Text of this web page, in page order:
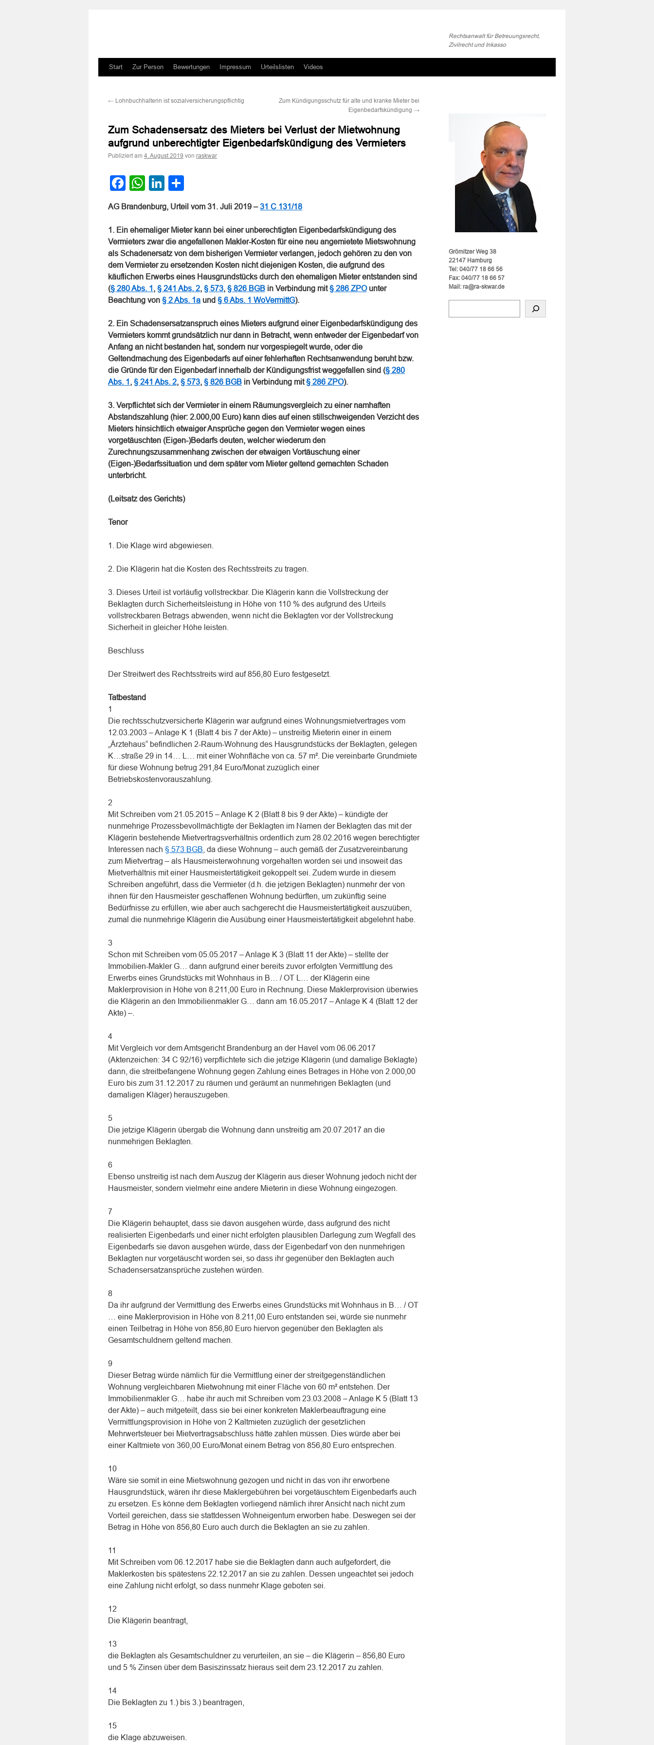
Rechtsanwalt für Betreuungsrecht,
Zivilrecht und Inkasso
Zum
springen
Start Zur Person Bewertungen Impressum Urteilslisten Videos
← Lohnbuchhalterin ist sozialversicherungspflichtig
Zum Kündigungsschutz für alte und kranke Mieter bei
Eigenbedarfskündigung →
Zum Schadensersatz des Mieters bei Verlust der Mietwohnung
aufgrund unberechtigter Eigenbedarfskündigung des Vermieters
Publiziert am 4. August 2019 von raskwar
Facebook
WhatsApp
LinkedIn
AG Brandenburg, Urteil vom 31. Juli 2019 –31 C 131/18
1. Ein ehemaliger Mieter kann bei einer unberechtigten Eigenbedarfskündigung des
Vermieters zwar die angefallenen Makler-Kosten für eine neu angemietete Mietswohnung
als Schadenersatz von dem bisherigen Vermieter verlangen, jedoch gehören zu den von
dem Vermieter zu ersetzenden Kosten nicht diejenigen Kosten, die aufgrund des
käuflichen Erwerbs eines Hausgrundstücks durch den ehemaligen Mieter entstanden sind
(§ 280 Abs. 1 , § 241 Abs. 2, § 573, § 826 BGB in Verbindung mit§ 286 ZPOunter
Beachtung von § 2 Abs. 1a und § 6 Abs. 1 WoVermittG).
2. Ein Schadensersatzanspruch eines Mieters aufgrund einer Eigenbedarfskündigung des
Vermieters kommt grundsätzlich nur dann in Betracht, wenn entweder der Eigenbedarf von
Anfang an nicht bestanden hat, sondern nur vorgespiegelt wurde, oder die
Geltendmachung des Eigenbedarfs auf einer fehlerhaften Rechtsanwendung beruht bzw.
die Gründe für den Eigenbedarf innerhalb der Kündigungsfrist weggefallen sind (§ 280
Abs. 1 , § 241 Abs. 2, § 573, § 826 BGB in Verbindung mit§ 286 ZPO).
3. Verpflichtet sich der Vermieter in einem Räumungsvergleich zu einer namhaften
Abstandszahlung (hier: 2.000,00 Euro) kann dies auf einen stillschweigenden Verzicht des
Mieters hinsichtlich etwaiger Ansprüche gegen den Vermieter wegen eines
vorgetäuschten (Eigen-)Bedarfs deuten, welcher wiederum den
Zurechnungszusammenhang zwischen der etwaigen Vortäuschung einer
(Eigen-)Bedarfssituation und dem später vom Mieter geltend gemachten Schaden
unterbricht.
(Leitsatz des Gerichts)
Tenor
1. Die Klage wird abgewiesen.
2. Die Klägerin hat die Kosten des Rechtsstreits zu tragen.
3. Dieses Urteil ist vorläufig vollstreckbar. Die Klägerin kann die Vollstreckung der
Beklagten durch Sicherheitsleistung in Höhe von 110 % des aufgrund des Urteils
vollstreckbaren Betrags abwenden, wenn nicht die Beklagten vor der Vollstreckung
Sicherheit in gleicher Höhe leisten.
Beschluss
Der Streitwert des Rechtsstreits wird auf 856,80 Euro festgesetzt.
Tatbestand
1
Die rechtsschutzversicherte Klägerin war aufgrund eines Wohnungsmietvertrages vom
12.03.2003 – Anlage K 1 (Blatt 4 bis 7 der Akte) – unstreitig Mieterin einer in einem
„Ärztehaus“ befindlichen 2-Raum-Wohnung des Hausgrundstücks der Beklagten, gelegen
K…straße 29 in 14… L… mit einer Wohnfläche von ca. 57 m². Die vereinbarte Grundmiete
für diese Wohnung betrug 291,84 Euro/Monat zuzüglich einer
Betriebskostenvorauszahlung.
2
Mit Schreiben vom 21.05.2015 – Anlage K 2 (Blatt 8 bis 9 der Akte) – kündigte der
nunmehrige Prozessbevollmächtigte der Beklagten im Namen der Beklagten das mit der
Klägerin bestehende Mietvertragsverhältnis ordentlich zum 28.02.2016 wegen berechtigter
Interessen nach § 573 BGB , da diese Wohnung – auch gemäß der Zusatzvereinbarung
zum Mietvertrag – als Hausmeisterwohnung vorgehalten worden sei und insoweit das
Mietverhältnis mit einer Hausmeistertätigkeit gekoppelt sei. Zudem wurde in diesem
Schreiben angeführt, dass die Vermieter (d.h. die jetzigen Beklagten) nunmehr der von
ihnen für den Hausmeister geschaffenen Wohnung bedürften, um zukünftig seine
Bedürfnisse zu erfüllen, wie aber auch sachgerecht die Hausmeistertätigkeit auszuüben,
zumal die nunmehrige Klägerin die Ausübung einer Hausmeistertätigkeit abgelehnt habe.
3
Schon mit Schreiben vom 05.05.2017 – Anlage K 3 (Blatt 11 der Akte) – stellte der
Immobilien-Makler G… dann aufgrund einer bereits zuvor erfolgten Vermittlung des
Erwerbs eines Grundstücks mit Wohnhaus in B… / OT L… der Klägerin eine
Maklerprovision in Höhe von 8.211,00 Euro in Rechnung. Diese Maklerprovision überwies
die Klägerin an den Immobilienmakler G… dann am 16.05.2017 – Anlage K 4 (Blatt 12 der
Akte) –.
4
Mit Vergleich vor dem Amtsgericht Brandenburg an der Havel vom 06.06.2017
(Aktenzeichen: 34 C 92/16) verpflichtete sich die jetzige Klägerin (und damalige Beklagte)
dann, die streitbefangene Wohnung gegen Zahlung eines Betrages in Höhe von 2.000,00
Euro bis zum 31.12.2017 zu räumen und geräumt an nunmehrigen Beklagten (und
damaligen Kläger) herauszugeben.
5
Die jetzige Klägerin übergab die Wohnung dann unstreitig am 20.07.2017 an die
nunmehrigen Beklagten.
6
Ebenso unstreitig ist nach dem Auszug der Klägerin aus dieser Wohnung jedoch nicht der
Hausmeister, sondern vielmehr eine andere Mieterin in diese Wohnung eingezogen.
7
Die Klägerin behauptet, dass sie davon ausgehen würde, dass aufgrund des nicht
realisierten Eigenbedarfs und einer nicht erfolgten plausiblen Darlegung zum Wegfall des
Eigenbedarfs sie davon ausgehen würde, dass der Eigenbedarf von den nunmehrigen
Beklagten nur vorgetäuscht worden sei, so dass ihr gegenüber den Beklagten auch
Schadensersatzansprüche zustehen würden.
8
Da ihr aufgrund der Vermittlung des Erwerbs eines Grundstücks mit Wohnhaus in B… / OT
… eine Maklerprovision in Höhe von 8.211,00 Euro entstanden sei, würde sie nunmehr
einen Teilbetrag in Höhe von 856,80 Euro hiervon gegenüber den Beklagten als
Gesamtschuldnern geltend machen.
9
Dieser Betrag würde nämlich für die Vermittlung einer der streitgegenständlichen
Wohnung vergleichbaren Mietwohnung mit einer Fläche von 60 m² entstehen. Der
Immobilienmakler G… habe ihr auch mit Schreiben vom 23.03.2008 – Anlage K 5 (Blatt 13
der Akte) – auch mitgeteilt, dass sie bei einer konkreten Maklerbeauftragung eine
Vermittlungsprovision in Höhe von 2 Kaltmieten zuzüglich der gesetzlichen
Mehrwertsteuer bei Mietvertragsabschluss hätte zahlen müssen. Dies würde aber bei
einer Kaltmiete von 360,00 Euro/Monat einem Betrag von 856,80 Euro entsprechen.
10
Wäre sie somit in eine Mietswohnung gezogen und nicht in das von ihr erworbene
Hausgrundstück, wären ihr diese Maklergebühren bei vorgetäuschtem Eigenbedarfs auch
zu ersetzen. Es könne dem Beklagten vorliegend nämlich ihrer Ansicht nach nicht zum
Vorteil gereichen, dass sie stattdessen Wohneigentum erworben habe. Deswegen sei der
Betrag in Höhe von 856,80 Euro auch durch die Beklagten an sie zu zahlen.
11
Mit Schreiben vom 06.12.2017 habe sie die Beklagten dann auch aufgefordert, die
Maklerkosten bis spätestens 22.12.2017 an sie zu zahlen. Dessen ungeachtet sei jedoch
eine Zahlung nicht erfolgt, so dass nunmehr Klage geboten sei.
12
Die Klägerin beantragt,
13
die Beklagten als Gesamtschuldner zu verurteilen, an sie – die Klägerin – 856,80 Euro
und 5 % Zinsen über dem Basiszinssatz hieraus seit dem 23.12.2017 zu zahlen.
14
Die Beklagten zu 1.) bis 3.) beantragen,
15
die Klage abzuweisen.
Grömitzer Weg 38
22147 Hamburg
Tel: 040/77 18 66 56
Fax: 040/77 18 66 57
Mail: ra@ra-skwar.de